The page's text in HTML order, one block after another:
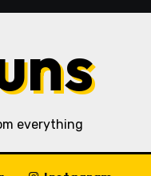
everything